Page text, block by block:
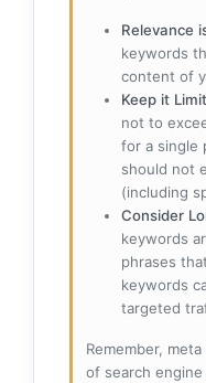
Relevance
keywords
content of
Keep it
not to
for a single
should not
(including
Consider
keywords
phrases
keywords
targeted
Remember,
of search engine